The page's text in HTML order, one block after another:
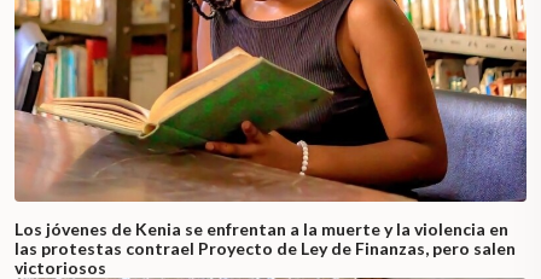
Los jóvenes de Kenia se enfrentan a la muerte y la violencia en
las protestas contrael Proyecto de Ley de Finanzas, pero salen
victoriosos